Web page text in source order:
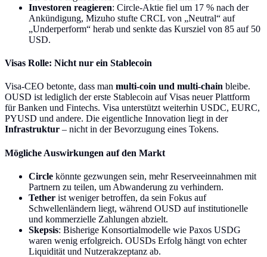
Investoren reagieren: Circle-Aktie fiel um 17 % nach der
Ankündigung, Mizuho stufte CRCL von „Neutral“ auf
„Underperform“ herab und senkte das Kursziel von 85 auf 50
USD.
Visas Rolle: Nicht nur ein Stablecoin
Visa-CEO betonte, dass man multi-coin und multi-chain bleibe.
OUSD ist lediglich der erste Stablecoin auf Visas neuer Plattform
für Banken und Fintechs. Visa unterstützt weiterhin USDC, EURC,
PYUSD und andere. Die eigentliche Innovation liegt in der
Infrastruktur – nicht in der Bevorzugung eines Tokens.
Mögliche Auswirkungen auf den Markt
Circle könnte gezwungen sein, mehr Reserveeinnahmen mit
Partnern zu teilen, um Abwanderung zu verhindern.
Tether ist weniger betroffen, da sein Fokus auf
Schwellenländern liegt, während OUSD auf institutionelle
und kommerzielle Zahlungen abzielt.
Skepsis: Bisherige Konsortialmodelle wie Paxos USDG
waren wenig erfolgreich. OUSDs Erfolg hängt von echter
Liquidität und Nutzerakzeptanz ab.